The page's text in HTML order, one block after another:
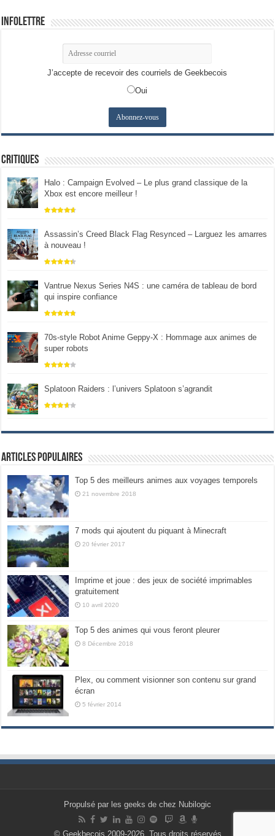
Infolettre
J’accepte de recevoir des courriels de Geekbecois
Oui
Critiques
Halo : Campaign Evolved – Le plus grand classique de la
Xbox est encore meilleur !
Assassin’s Creed Black Flag Resynced – Larguez les amarres
à nouveau !
Vantrue Nexus Series N4S : une caméra de tableau de bord
qui inspire confiance
70s-style Robot Anime Geppy-X : Hommage aux animes de
super robots
Splatoon Raiders : l’univers Splatoon s’agrandit
Articles populaires
Top 5 des meilleurs animes aux voyages temporels
21 novembre 2018
7 mods qui ajoutent du piquant à Minecraft
20 février 2017
Imprime et joue : des jeux de société imprimables
gratuitement
10 avril 2020
Top 5 des animes qui vous feront pleurer
8 Décembre 2018
Plex, ou comment visionner son contenu sur grand
écran
5 février 2014
Propulsé par les geeks de chez Nubilogic
© Geekbecois 2009-2026, Tous droits réservés